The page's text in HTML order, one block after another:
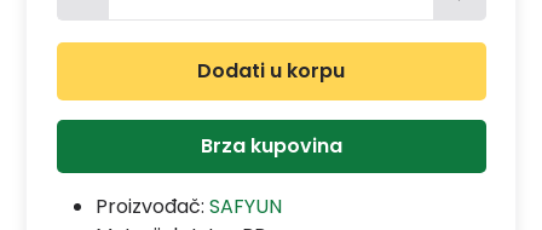
Dodati u korpu
Brza kupovina
Proizvođač: SAFYUN